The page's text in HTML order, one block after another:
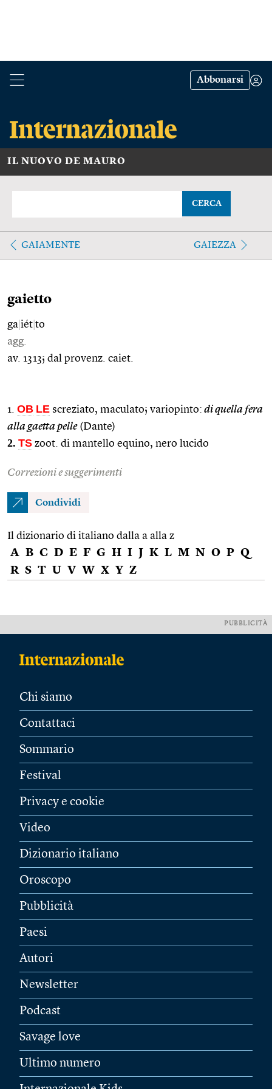
Abbonarsi
IL NUOVO DE MAURO
CERCA
GAIAMENTE GAIEZZA
gaietto
ga iét to
agg.
av. 1313; dal provenz. caiet.
1. OB LE screziato, maculato; variopinto: di quella fera
alla gaetta pelle(Dante)
2. TS zoot. di mantello equino, nero lucido
Correzioni e suggerimenti
Condividi
Il dizionario di italiano dalla a alla z
A B C D E F G H I J K L M N O P Q
R S T U V W X Y Z
PUBBLICITÀ
Chi siamo
Contattaci
Sommario
Festival
Privacy e cookie
Video
Dizionario italiano
Oroscopo
Pubblicità
Paesi
Autori
Newsletter
Podcast
Savage love
Ultimo numero